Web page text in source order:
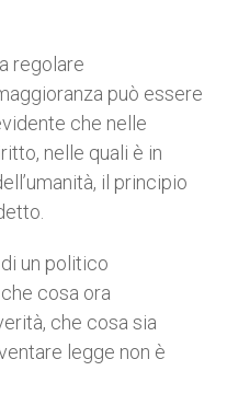
regolare
può essere
che nelle
nelle quali è in
il principio
un politico
cosa ora
che cosa sia
legge non è